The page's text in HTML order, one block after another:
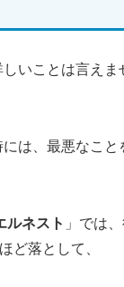
しいことは言え
は、最悪なこと
ルネスト 」では
ど落として、